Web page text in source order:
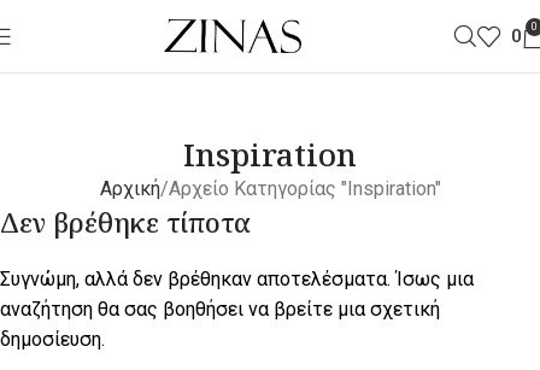
0 0
Inspiration
Αρχική Αρχείο Κατηγορίας "Inspiration"
Δεν βρέθηκε τίποτα
Συγνώμη, αλλά δεν βρέθηκαν αποτελέσματα. Ίσως μια
αναζήτηση θα σας βοηθήσει να βρείτε μια σχετική
δημοσίευση.